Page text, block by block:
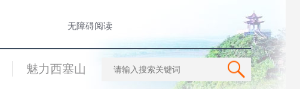
无障碍阅读
魅力西塞山